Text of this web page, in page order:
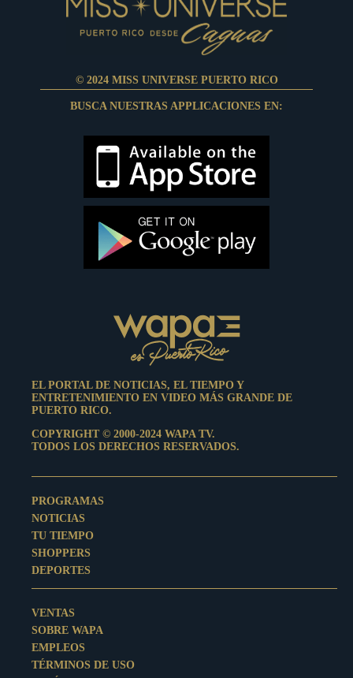
© 2024 MISS UNIVERSE PUERTO RICO
BUSCA NUESTRAS APPLICACIONES EN:
EL PORTAL DE NOTICIAS, EL TIEMPO Y
ENTRETENIMIENTO EN VIDEO MÁS GRANDE DE
PUERTO RICO.
COPYRIGHT © 2000-2024 WAPA TV.
TODOS LOS DERECHOS RESERVADOS.
PROGRAMAS
NOTICIAS
TU TIEMPO
SHOPPERS
DEPORTES
VENTAS
SOBRE WAPA
EMPLEOS
TÉRMINOS DE USO